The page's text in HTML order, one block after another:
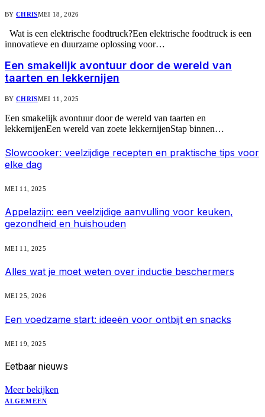
BY CHRISMEI 18, 2026
Wat is een elektrische foodtruck?Een elektrische foodtruck is een
innovatieve en duurzame oplossing voor…
Een smakelijk avontuur door de wereld van
taarten en lekkernijen
BY CHRISMEI 11, 2025
Een smakelijk avontuur door de wereld van taarten en
lekkernijenEen wereld van zoete lekkernijenStap binnen…
Slowcooker: veelzijdige recepten en praktische tips voor
elke dag
MEI 11, 2025
Appelazijn: een veelzijdige aanvulling voor keuken,
gezondheid en huishouden
MEI 11, 2025
Alles wat je moet weten over inductie beschermers
MEI 25, 2026
Een voedzame start: ideeën voor ontbijt en snacks
MEI 19, 2025
Eetbaar nieuws
Meer bekijken
ALGEMEEN